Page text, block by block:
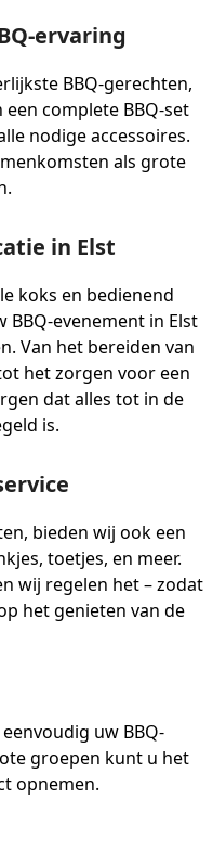
ervaring
BBQ-gerechten,
complete BBQ-set
nodige accessoires.
als grote
in Elst
koks en bedienend
evenement in Elst
Van het bereiden van
het zorgen voor een
dat alles tot in de
is.
bieden wij ook een
toetjes, en meer.
wij regelen het – zodat
het genieten van de
uw BBQ-
groepen kunt u het
opnemen.